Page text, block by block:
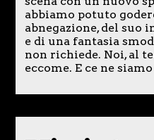
abbiamo potuto
abnegazione, del suo
e di una fantasia
non richiede. Noi, al
eccome. E ce ne